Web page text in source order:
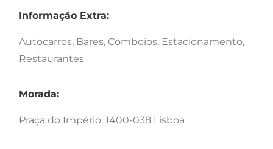
Informação Extra:
Autocarros, Bares, Comboios, Estacionamento,
Restaurantes
Morada:
Praça do Império, 1400-038 Lisboa